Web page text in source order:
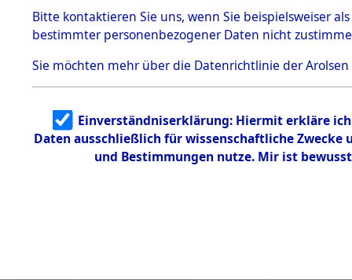
5.3.1 Alliierte
Erhebungen
zu
Todesmärsch
en
5.3.2
Identifizierun
5.3.3
Todesmärsch
Bitte kontaktieren Sie uns, wenn Sie beispielsweiser
bestimmter personenbezogener Daten nicht
Sie möchten mehr über die Datenrichtlinie der Arolsen
Einverständniserklärung: Hiermit erkläre
Daten ausschließlich für wissenschaftliche
und Bestimmungen nutze. Mir ist